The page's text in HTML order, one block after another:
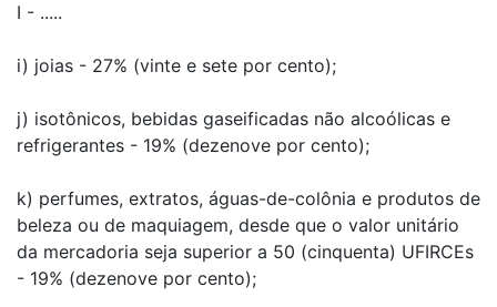
I - .....
i) joias - 27% (vinte e sete por cento);
j) isotônicos, bebidas gaseificadas não alcoólicas e
refrigerantes - 19% (dezenove por cento);
k) perfumes, extratos, águas-de-colônia e produtos de
beleza ou de maquiagem, desde que o valor unitário
da mercadoria seja superior a 50 (cinquenta) UFIRCEs
- 19% (dezenove por cento);